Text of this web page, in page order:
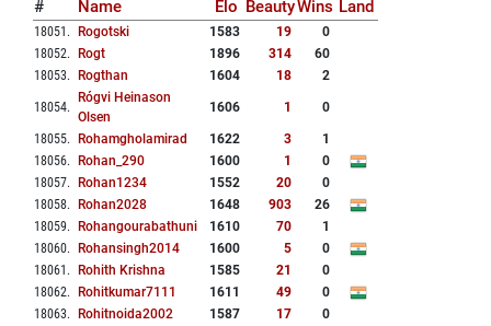
# Name Elo BeautyWins Land
18051 . Rogotski 1583 19
0
18052. Rogt 1896 314
60
18053. Rogthan 1604 18 2
18054.
Rógvi Heinason
Olsen
1606 1 0
18055. Rohamgholamirad 1622 3
1
18056. Rohan_290 1600 1
0
18057. Rohan1234 1552 20
0
18058. Rohan2028 1648 903
26
18059. Rohangourabathuni 1610 70
1
18060. Rohansingh2014 1600 5
0
18061 . Rohith Krishna 1585 21
0
18062. Rohitkumar7111 1611 49
0
18063. Rohitnoida2002 1587 17
0